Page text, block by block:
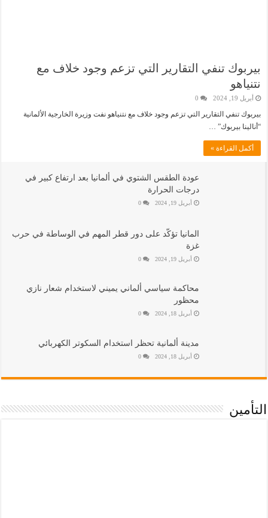
بيربوك تنفي التقارير التي تزعم وجود خلاف مع
نتنياهو
أبريل 19, 2024 0
بيربوك تنفي التقارير التي تزعم وجود خلاف مع نتنياهو نفت وزيرة الخارجية الألمانية
“أنالينا بيربوك” …
أكمل القراءة »
عودة الطقس الشتوي في ألمانيا بعد ارتفاع كبير في
درجات الحرارة
أبريل 19, 2024 0
المانيا تؤكّد على دور قطر المهم في الوساطة في حرب
غزة
أبريل 19, 2024 0
محاكمة سياسي ألماني يميني لاستخدام شعار نازي
محظور
أبريل 18, 2024 0
مدينة ألمانية تحظر استخدام السكوتر الكهربائي
أبريل 18, 2024 0
التأمين